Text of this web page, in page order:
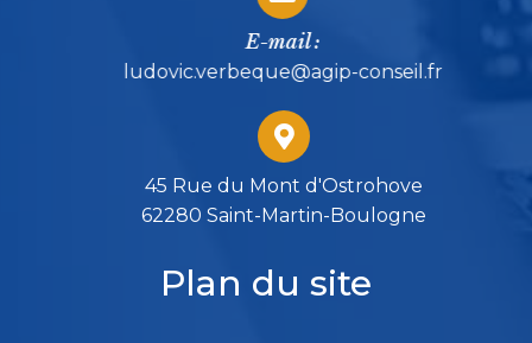
E-mail :
ludovic.verbeque@agip-conseil.fr
45 Rue du Mont d'Ostrohove
62280 Saint-Martin-Boulogne
Plan du site